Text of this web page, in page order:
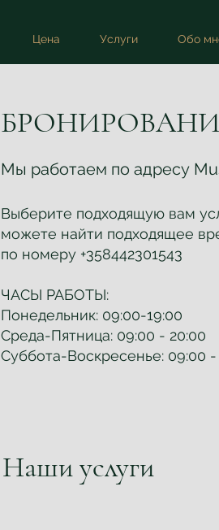
Цена Услуги Обо
Мы работаем по адресу
Выберите подходящую вам
можете найти подходящее
по номеру +358442301543
ЧАСЫ РАБОТЫ:
Понедельник: 09:00-19:00
Cреда-Пятница: 09:00 - 20:00
Суббота-Воскресенье: 09:00 -
Наши услуги